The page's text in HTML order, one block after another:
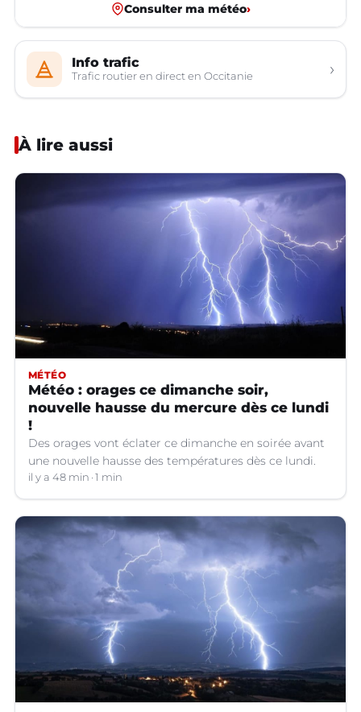
Consulter ma météo›
Info trafic
Trafic routier en direct en Occitanie ›
À lire aussi
MÉTÉO
Météo : orages ce dimanche soir,
nouvelle hausse du mercure dès ce lundi
!
Des orages vont éclater ce dimanche en soirée avant
une nouvelle hausse des températures dès ce lundi.
il y a 48 min 1 min